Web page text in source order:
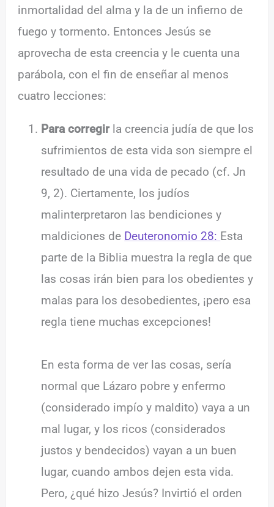
inmortalidad del alma y la de un infierno de
fuego y tormento. Entonces Jesús se
aprovecha de esta creencia y le cuenta una
parábola, con el fin de enseñar al menos
cuatro lecciones:
Para corregir la creencia judía de que los
sufrimientos de esta vida son siempre el
resultado de una vida de pecado (cf. Jn
9, 2). Ciertamente, los judíos
malinterpretaron las bendiciones y
maldiciones de Deuteronomio 28: Esta
parte de la Biblia muestra la regla de que
las cosas irán bien para los obedientes y
malas para los desobedientes, ¡pero esa
regla tiene muchas excepciones!
En esta forma de ver las cosas, sería
normal que Lázaro pobre y enfermo
(considerado impío y maldito) vaya a un
mal lugar, y los ricos (considerados
justos y bendecidos) vayan a un buen
lugar, cuando ambos dejen esta vida.
Pero, ¿qué hizo Jesús? Invirtió el orden